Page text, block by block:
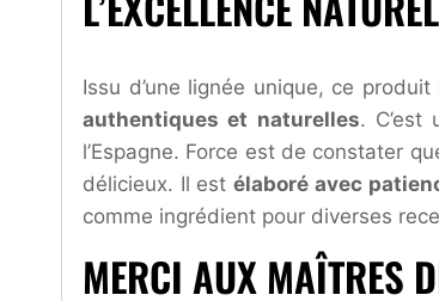
Issu d’une lignée unique, ce
authentiques et naturelles.
l’Espagne. Force est de constater
délicieux. Il estélaboré avec
comme ingrédient pour diverses
MERCI AUX MAÎTRES